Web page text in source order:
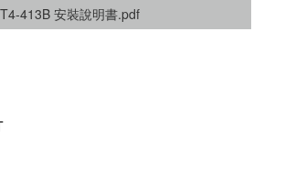
413B 安裝說明書.pdf